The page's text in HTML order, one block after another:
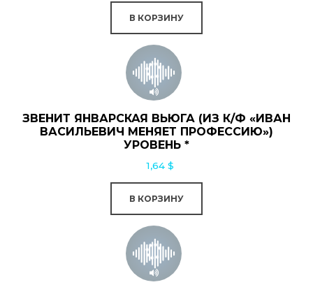
В КОРЗИНУ
ЗВЕНИТ ЯНВАРСКАЯ ВЬЮГА (ИЗ К/Ф «ИВАН
ВАСИЛЬЕВИЧ МЕНЯЕТ ПРОФЕССИЮ»)
УРОВЕНЬ *
1,64 $
В КОРЗИНУ